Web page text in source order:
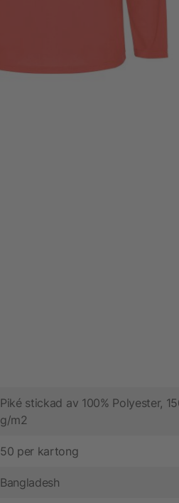
Piké stickad av 100% Polyester,
g/m2
50 per kartong
Bangladesh